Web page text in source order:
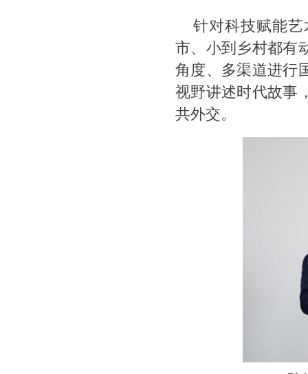
针对科技赋能
市、小到乡村都有
角度、多渠道进行
视野讲述时代故事
共外交。